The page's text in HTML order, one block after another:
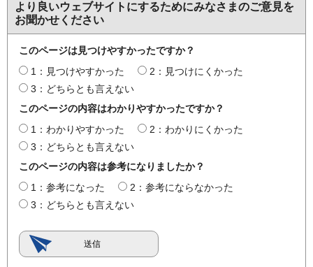
より良いウェブサイトにするためにみなさまのご意見を
お聞かせください
このページは見つけやすかったですか？
1：見つけやすかった
2：見つけにくかった
3：どちらとも言えない
このページの内容はわかりやすかったですか？
1：わかりやすかった
2：わかりにくかった
3：どちらとも言えない
このページの内容は参考になりましたか？
1：参考になった
2：参考にならなかった
3：どちらとも言えない